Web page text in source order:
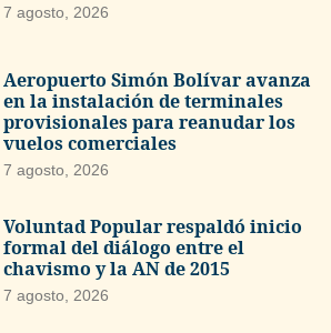
7 agosto, 2026
Aeropuerto Simón Bolívar avanza
en la instalación de terminales
provisionales para reanudar los
vuelos comerciales
7 agosto, 2026
Voluntad Popular respaldó inicio
formal del diálogo entre el
chavismo y la AN de 2015
7 agosto, 2026